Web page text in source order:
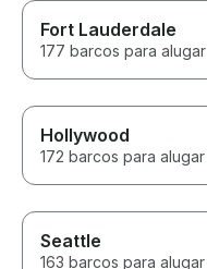
Fort Lauderdale
177 barcos para alugar
Hollywood
172 barcos para alugar
Seattle
163 barcos para alugar